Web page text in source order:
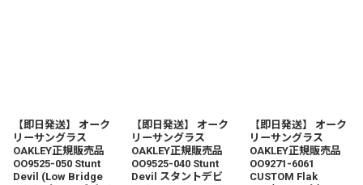
絞り込む
【即日発送】 オーク
リーサングラス
OAKLEY正規販売品
OO9525-050 Stunt
Devil (Low Bridge
【即日発送】 オーク
リーサングラス
OAKLEY正規販売品
OO9525-040 Stunt
Devil スタントデビ
【即日発送】 オーク
リーサングラス
OAKLEY正規販売品
OO9271-6061
CUSTOM Flak